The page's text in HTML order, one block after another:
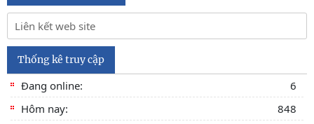
Số 1 -2026
Nội hàm của quyền con người được sống trong môi trường
trong lành, bền vững (Lê Hồng Hạnh
Thống kê truy cập
Đang online:
6
Hôm nay:
848